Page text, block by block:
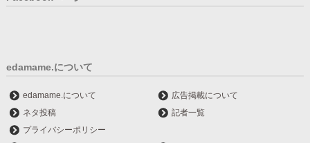
edamame.について
edamame.について
広告掲載について
ネタ投稿
記者一覧
プライバシーポリシー